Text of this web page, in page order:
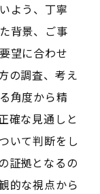
よう、丁寧
背景、ご事
望に合わせ
の調査、考え
角度から精
確な見通しと
いて判断をし
証拠となるの
的な視点から